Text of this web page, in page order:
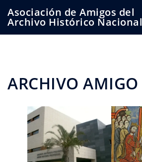
Asociación de Amigos del
Archivo Histórico Nacional
ARCHIVO AMIGO